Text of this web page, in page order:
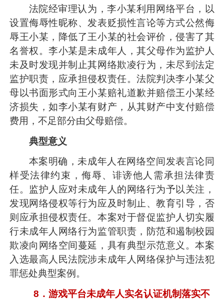
法院经审理认为，李小某利用网络平台，以
设置侮辱性昵称、发表贬损性言论等方式公然侮
辱王小某，降低了王小某的社会评价，侵害了其
名誉权。李小某是未成年人，其父母作为监护人
未及时发现并制止其网络欺凌行为，未尽到法定
监护职责，应承担侵权责任。法院判决李小某父
母以书面形式向王小某赔礼道歉并赔偿王小某经
济损失，如李小某有财产，从其财产中支付赔偿
费用，不足部分由父母赔偿。
典型意义
本案明确，未成年人在网络空间发表言论同
样受法律约束，侮辱、诽谤他人需承担法律责
任。监护人应对未成年人的网络行为予以关注，
发现网络侵权等行为应及时制止、教育引导，否
则应承担侵权责任。本案对于督促监护人切实履
行未成年人网络行为监管职责，防范和遏制校园
欺凌向网络空间蔓延，具有典型示范意义。本案
入选最高人民法院涉未成年人网络保护与违法犯
罪惩处典型案例。
8．游戏平台未成年人实名认证机制落实不